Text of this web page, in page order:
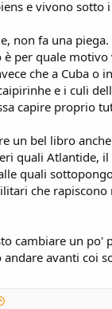
e vivono sotto
non fa una piega.
è per quale
che a Cuba o
e i culi
capire proprio
un bel libro
quali Atlantide, il
quali
che rapiscono
cambiare un po'
avanti coi